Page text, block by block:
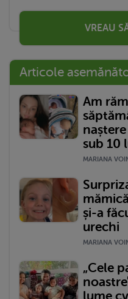
VREAU
Articole
Am
sub 10
MARIANA
și-a
urechi
MARIANA
„Cele
lume